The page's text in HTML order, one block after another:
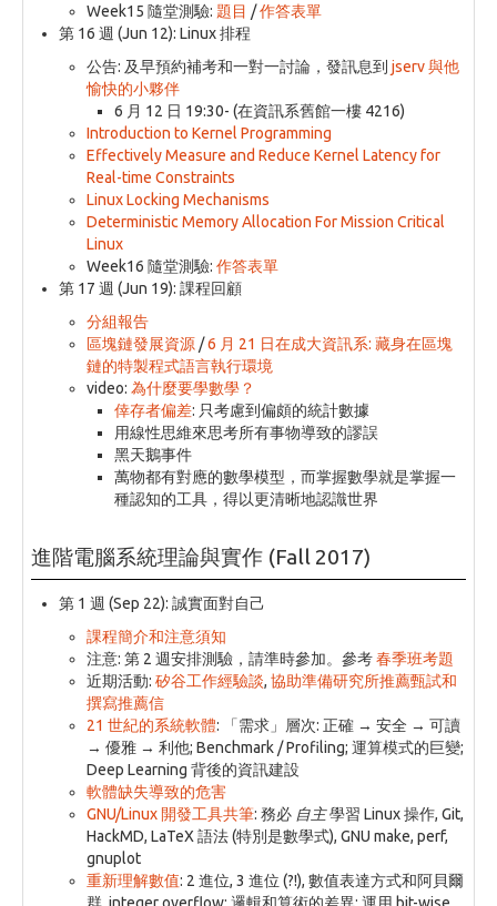
Week15 隨堂測驗: 題目 /作答表單
第 16 週 (Jun 12): Linux 排程
公告: 及早預約補考和一對一討論，發訊息到 jserv 與他
愉快的小夥伴
6 月 12 日 19:30- (在資訊系舊館一樓 4216)
Introduction to Kernel Programming
Effectively Measure and Reduce Kernel Latency for
Real-time Constraints
Linux Locking Mechanisms
Deterministic Memory Allocation For Mission Critical
Linux
Week16 隨堂測驗: 作答表單
第 17 週 (Jun 19): 課程回顧
分組報告
區塊鏈發展資源 /6 月 21 日在成大資訊系: 藏身在區塊
鏈的特製程式語言執行環境
video: 為什麼要學數學？
倖存者偏差: 只考慮到偏頗的統計數據
用線性思維來思考所有事物導致的謬誤
黑天鵝事件
萬物都有對應的數學模型，而掌握數學就是掌握一
種認知的工具，得以更清晰地認識世界
進階電腦系統理論與實作 (Fall 2017)
第 1 週 (Sep 22): 誠實面對自己
課程簡介和注意須知
注意: 第 2 週安排測驗，請準時參加。參考春季班考題
近期活動: 矽谷工作經驗談, 協助準備研究所推薦甄試和
撰寫推薦信
21 世紀的系統軟體: 「需求」層次: 正確 → 安全 → 可讀
→ 優雅 → 利他; Benchmark / Profiling; 運算模式的巨變;
Deep Learning 背後的資訊建設
軟體缺失導致的危害
GNU/Linux 開發工具共筆: 務必 自主學習 Linux 操作, Git,
HackMD, LaTeX 語法 (特別是數學式), GNU make, perf,
gnuplot
重新理解數值: 2 進位, 3 進位 (?!), 數值表達方式和阿貝爾